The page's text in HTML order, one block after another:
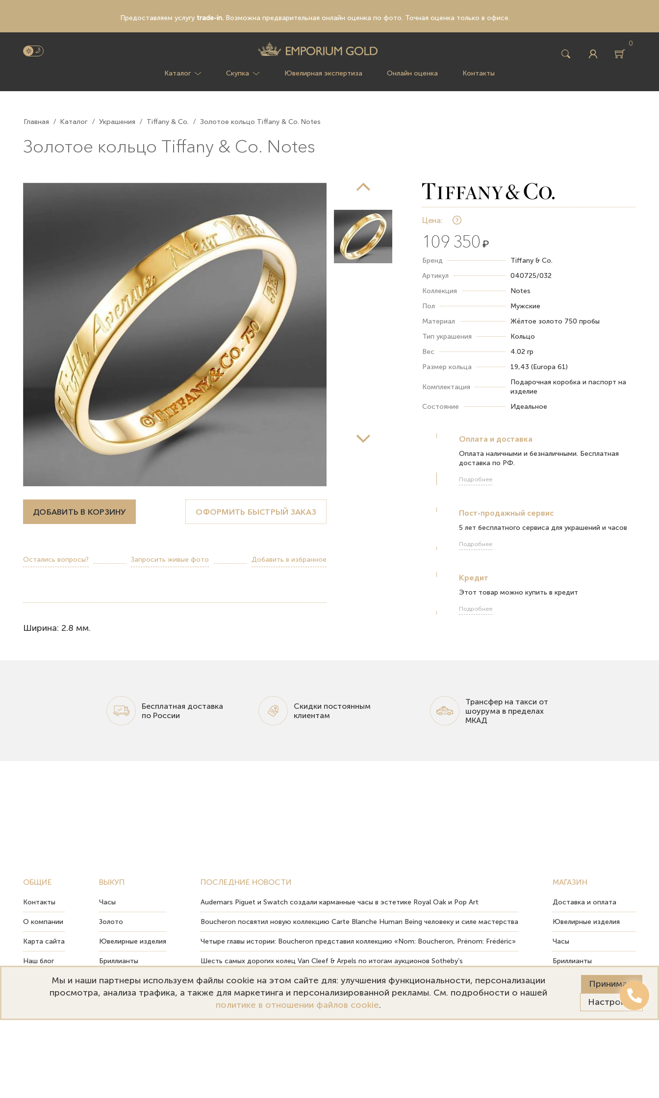
Предоставляем услугу trade-in.Возможна предварительная онлайн оценка по фото. Точная оценка только в офисе.
0
Каталог Скупка Ювелирная экспертиза Онлайн оценка Контакты
Главная / Каталог / Украшения / Tiffany & Co. / Золотое кольцо Tiffany & Co. Notes
Золотое кольцо Tiffany & Co. Notes
ДОБАВИТЬ В КОРЗИНУ ОФОРМИТЬ БЫСТРЫЙ ЗАКАЗ
Остались вопросы? Запросить живые фото Добавить в избранное
Ширина: 2.8 мм.
Цена:
109 350 ₽
Бренд
Tiffany & Co.
Артикул
040725/032
Коллекция
Notes
Пол
Мужские
Материал
Жёлтое золото 750 пробы
Тип украшения
Кольцо
Вес
4.02 гр
Размер кольца
19,43 (Europa 61)
Комплектация
Подарочная коробка и паспорт на
изделие
Состояние
Идеальное
Оплата и доставка
Оплата наличными и безналичными. Бесплатная
доставка по РФ.
Подробнее
Пост-продажный сервис
5 лет бесплатного сервиса для украшений и часов
Подробнее
Кредит
Этот товар можно купить в кредит
Подробнее
Бесплатная доставка
по России
Скидки постоянным
клиентам
Трансфер на такси от
шоурума в пределах
МКАД
ОБЩИЕ
Контакты
О компании
Карта сайта
Наш блог
ВЫКУП
Часы
Золото
Ювелирные изделия
Бриллианты
Монеты
ПОСЛЕДНИЕ НОВОСТИ
Audemars Piguet и Swatch создали карманные часы в эстетике Royal Oak и Pop Art
Boucheron посвятил новую коллекцию Carte Blanche Human Being человеку и силе мастерства
Четыре главы истории: Boucheron представил коллекцию «Nom: Boucheron, Prénom: Frédéric»
Шесть самых дорогих колец Van Cleef & Arpels по итогам аукционов Sotheby’s
Как твердость драгоценных камней влияет на долговечность ювелирных изделий
МАГАЗИН
Доставка и оплата
Ювелирные изделия
Часы
Бриллианты
Пост-продажный сервис
Мы и наши партнеры используем файлы cookie на этом сайте для: улучшения функциональности, персонализации
просмотра, анализа трафика, а также для маркетинга и персонализированной рекламы. См. подробности о нашей
политике в отношении файлов cookie.
Принимаю
Настройки